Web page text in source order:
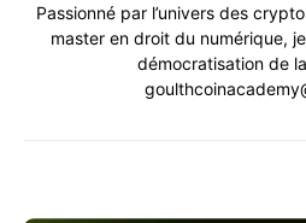
Passionné par l’univers des
master en droit du numérique,
démocratisation de